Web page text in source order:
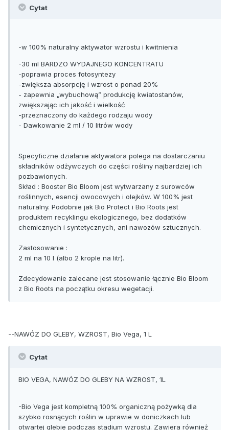
Cytat
-w 100% naturalny aktywator wzrostu i kwitnienia
-30 ml BARDZO WYDAJNEGO KONCENTRATU
-poprawia proces fotosyntezy
-zwiększa absorpcję i wzrost o ponad 20%
- zapewnia „wybuchową” produkcję kwiatostanów,
zwiększając ich jakość i wielkość
-przeznaczony do każdego rodzaju wody
- Dawkowanie 2 ml / 10 litrów wody
Specyficzne działanie aktywatora polega na dostarczaniu
składników odżywczych do części rośliny najbardziej ich
pozbawionych.
Skład : Booster Bio Bloom jest wytwarzany z surowców
roślinnych, esencji owocowych i olejków. W 100% jest
naturalny. Podobnie jak Bio Protect i Bio Roots jest
produktem recyklingu ekologicznego, bez dodatków
chemicznych i syntetycznych, ani nawozów sztucznych.
Zastosowanie :
2 ml na 10 l (albo 2 krople na litr).
Zdecydowanie zalecane jest stosowanie łącznie Bio Bloom
z Bio Roots na początku okresu wegetacji.
--NAWÓZ DO GLEBY, WZROST, Bio Vega, 1 L
Cytat
BIO VEGA, NAWÓZ DO GLEBY NA WZROST, 1L
-Bio Vega jest kompletną 100% organiczną pożywką dla
szybko rosnących roślin w uprawie w doniczkach lub
otwartej glebie podczas stadium wzrostu. Zawiera również